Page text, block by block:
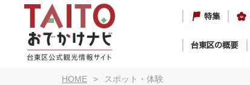
特集
台東区の概要
HOME スポット・体験